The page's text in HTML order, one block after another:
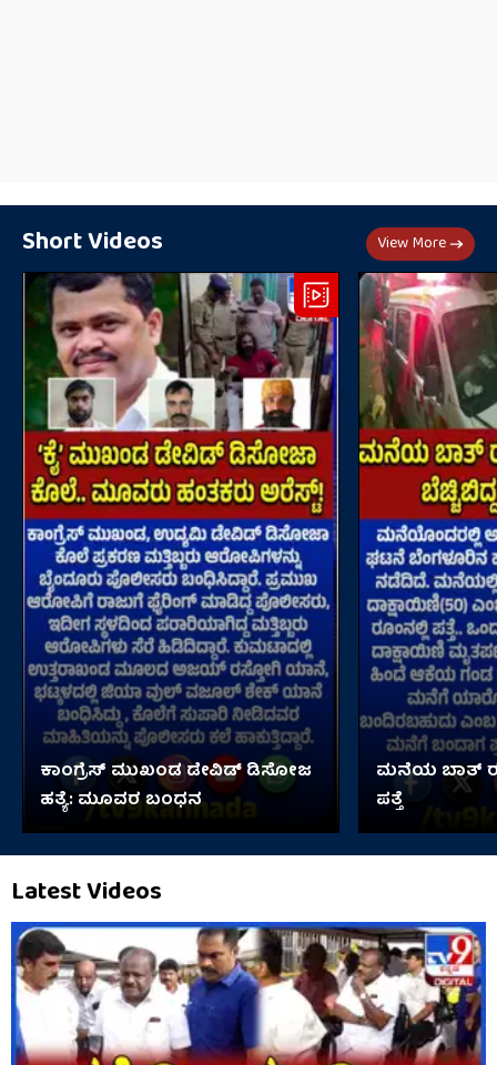
Short Videos View More
ಕಾಂಗ್ರೆಸ್ ಮುಖಂಡ ಡೇವಿಡ್ ಡಿಸೋಜ
ಹತ್ಯೆ: ಮೂವರ ಬಂಧನ
ಮನೆಯ ಬಾತ್
ಪತ್ತೆ
Latest Videos